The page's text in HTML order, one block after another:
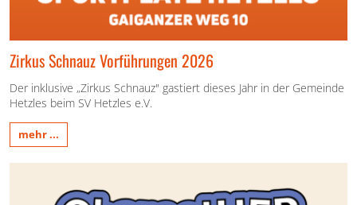
Zirkus Schnauz Vorführungen 2026
Der inklusive „Zirkus Schnauz" gastiert dieses Jahr in der Gemeinde
Hetzles beim SV Hetzles e.V.
mehr ...